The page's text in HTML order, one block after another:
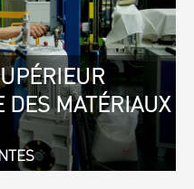
DES MATÉRIAUX